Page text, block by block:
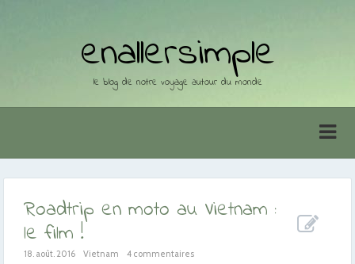
enallersimple
le blog de notre voyage autour du monde
Roadtrip en moto au Vietnam :
le film !
18. août. 2016 Vietnam 4 commentaires